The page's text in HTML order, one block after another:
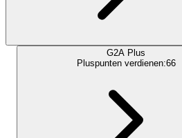
G2A Plus
Pluspunten verdienen:66